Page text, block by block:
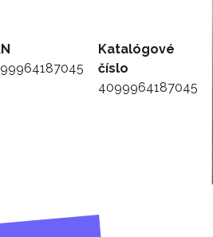
Katalógové
číslo
4099964187045